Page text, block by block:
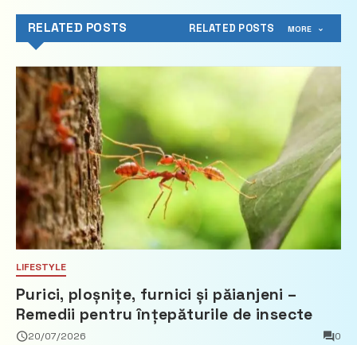
RELATED POSTS RELATED POSTS MORE
LIFESTYLE
Purici, ploșnițe, furnici și păianjeni –
Remedii pentru înțepăturile de insecte
20/07/2026 0